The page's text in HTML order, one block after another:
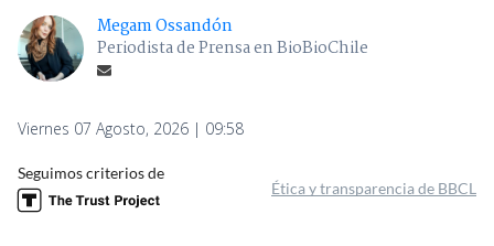
Megam Ossandón
Periodista de Prensa en BioBioChile
Viernes 07 Agosto, 2026 | 09:58
Seguimos criterios de
Ética y transparencia de BBCL